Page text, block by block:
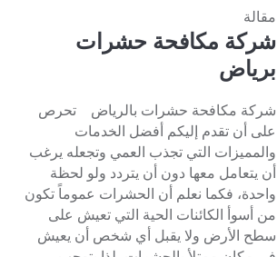
مقالة
شركة مكافحة حشرات
برياض
شركة مكافحة حشرات بالرياض تحرص
على أن تقدم إليكم أفضل الخدمات
والمميزات التي تجذب العمي وتجعله يرغب
أن يتعامل معها دون أن يتردد ولو لحظة
واحدة، فكما نعلم أن الحشرات عموماً تكون
من أسوأ الكائنات الحية التي تعيش على
سطح الأرض ولا يقبل أي شخص أن يعيش